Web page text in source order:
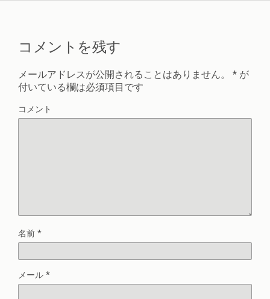
コメントを残す
メールアドレスが公開されることはありません。 * が
付いている欄は必須項目です
コメント
名前 *
メール *